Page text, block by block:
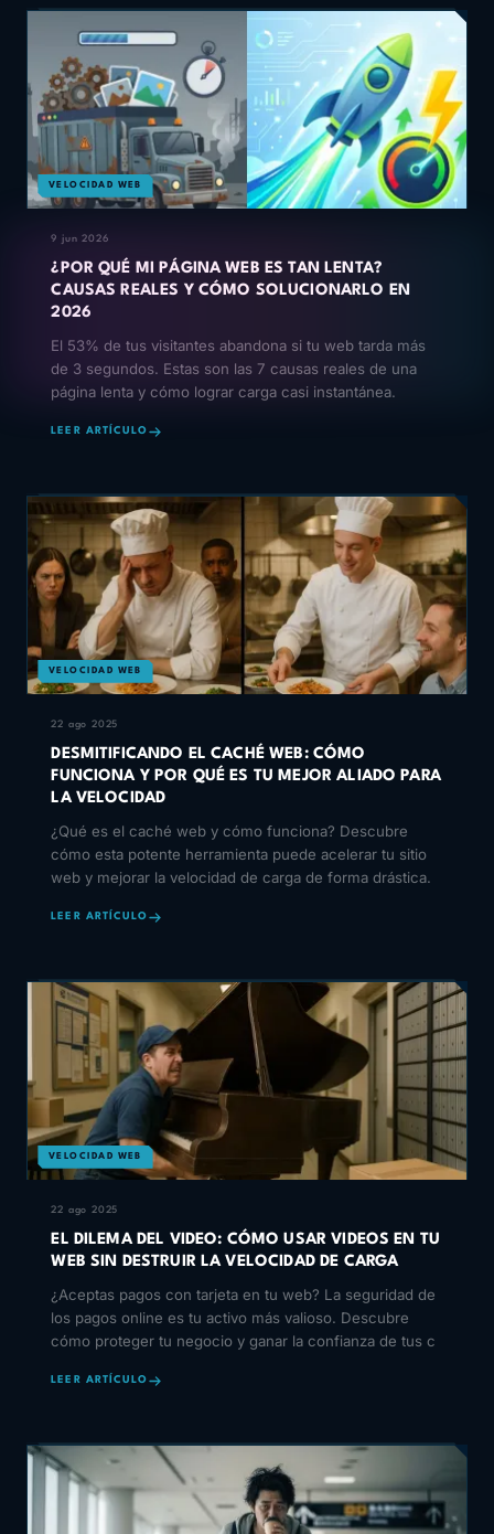
VELOCIDAD WEB
9 jun 2026
¿POR QUÉ MI PÁGINA WEB ES TAN LENTA?
CAUSAS REALES Y CÓMO SOLUCIONARLO EN
2026
El 53% de tus visitantes abandona si tu web tarda más
de 3 segundos. Estas son las 7 causas reales de una
página lenta y cómo lograr carga casi instantánea.
LEER ARTÍCULO
VELOCIDAD WEB
22 ago 2025
DESMITIFICANDO EL CACHÉ WEB: CÓMO
FUNCIONA Y POR QUÉ ES TU MEJOR ALIADO PARA
LA VELOCIDAD
¿Qué es el caché web y cómo funciona? Descubre
cómo esta potente herramienta puede acelerar tu sitio
web y mejorar la velocidad de carga de forma drástica.
LEER ARTÍCULO
VELOCIDAD WEB
22 ago 2025
EL DILEMA DEL VIDEO: CÓMO USAR VIDEOS EN TU
WEB SIN DESTRUIR LA VELOCIDAD DE CARGA
¿Aceptas pagos con tarjeta en tu web? La seguridad de
los pagos online es tu activo más valioso. Descubre
cómo proteger tu negocio y ganar la confianza de tus c
LEER ARTÍCULO